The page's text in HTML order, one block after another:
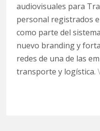
audiovisuales para
personal registrados
como parte del
nuevo branding y
redes de una de las
transporte y logística.